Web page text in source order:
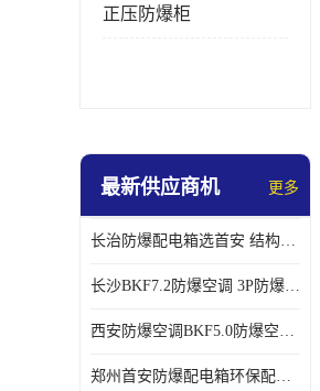
正压防爆柜
最新供应商机 更多
长治防爆配电箱选首安 结构紧凑、价格合理、资质齐全
长沙BKF7.2防爆空调 3P防爆空调与普通空调有什么区别
西安防爆空调BKF5.0防爆空调技术参数
郑州首安防爆配电箱环保配套用防爆配电箱